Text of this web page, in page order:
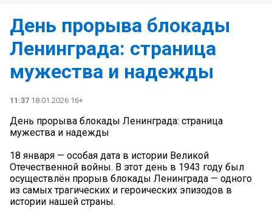
День прорыва блокады
Ленинграда: страница
мужества и надежды
11:37 18.01.2026 16+
День прорыва блокады Ленинграда: страница
мужества и надежды
18 января — особая дата в истории Великой
Отечественной войны. В этот день в 1943 году был
осуществлён прорыв блокады Ленинграда — одного
из самых трагических и героических эпизодов в
истории нашей страны.